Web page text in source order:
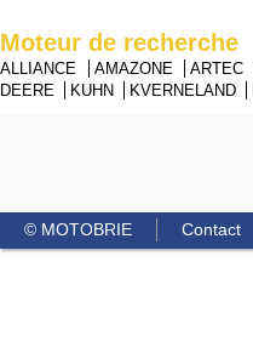
Moteur de recherche
ALLIANCE AMAZONE ARTEC
DEERE
KUHN KVERNELAND
© MOTOBRIE Contact